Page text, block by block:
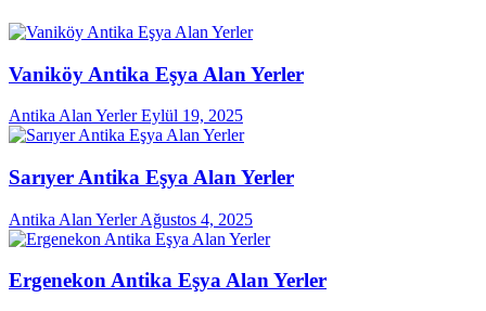
Vaniköy Antika Eşya Alan Yerler
Antika Alan Yerler Eylül 19, 2025
Sarıyer Antika Eşya Alan Yerler
Antika Alan Yerler Ağustos 4, 2025
Ergenekon Antika Eşya Alan Yerler